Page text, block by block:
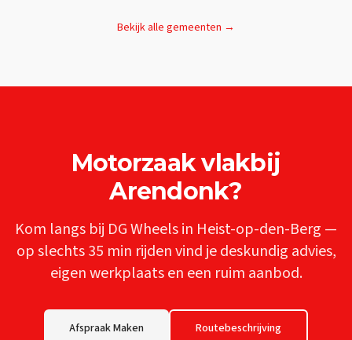
Bekijk alle gemeenten →
Motorzaakvlakbij
Arendonk?
Kom langs bij DG Wheels in Heist-op-den-Berg —
op slechts35 min rijden vind je deskundig advies,
eigen werkplaats en een ruim aanbod.
Afspraak Maken Routebeschrijving